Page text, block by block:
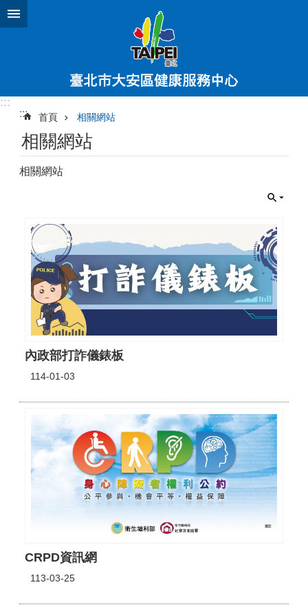
跳到主要內容區塊
:::
:::
首頁 相關網站
相關網站
相關網站
內政部打詐儀錶板
114-01-03
CRPD資訊網
113-03-25